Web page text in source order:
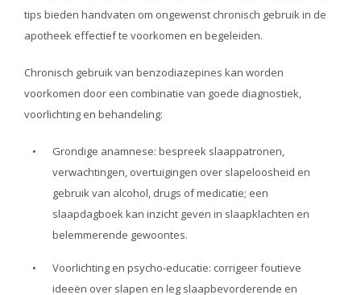
tips bieden handvaten om ongewenst chronisch gebruik in de
apotheek effectief te voorkomen en begeleiden.
Chronisch gebruik van benzodiazepines kan worden
voorkomen door een combinatie van goede diagnostiek,
voorlichting en behandeling:
Grondige anamnese: bespreek slaappatronen,
verwachtingen, overtuigingen over slapeloosheid en
gebruik van alcohol, drugs of medicatie; een
slaapdagboek kan inzicht geven in slaapklachten en
belemmerende gewoontes.
Voorlichting en psycho-educatie: corrigeer foutieve
ideeën over slapen en leg slaapbevorderende en